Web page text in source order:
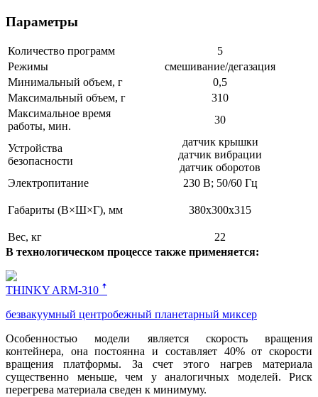
Параметры
Количество программ
5
Режимы
смешивание/дегазация
Минимальный объем, г
0,5
Максимальный объем, г
310
Максимальное время
работы, мин.
30
Устройства
безопасности
датчик крышки
датчик вибрации
датчик оборотов
Электропитание
230 В; 50/60 Гц
Габариты (В×Ш×Г), мм 380х300х315
Вес, кг
22
В технологическом процессе также применяется:
THINKY ARM-310 ꜛ
безвакуумный центробежный планетарный миксер
Особенностью модели является скорость вращения
контейнера, она постоянна и составляет 40% от скорости
вращения платформы. За счет этого нагрев материала
существенно меньше, чем у аналогичных моделей. Риск
перегрева материала сведен к минимуму.